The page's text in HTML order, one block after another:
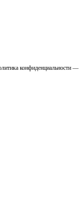
конфиденциальности —